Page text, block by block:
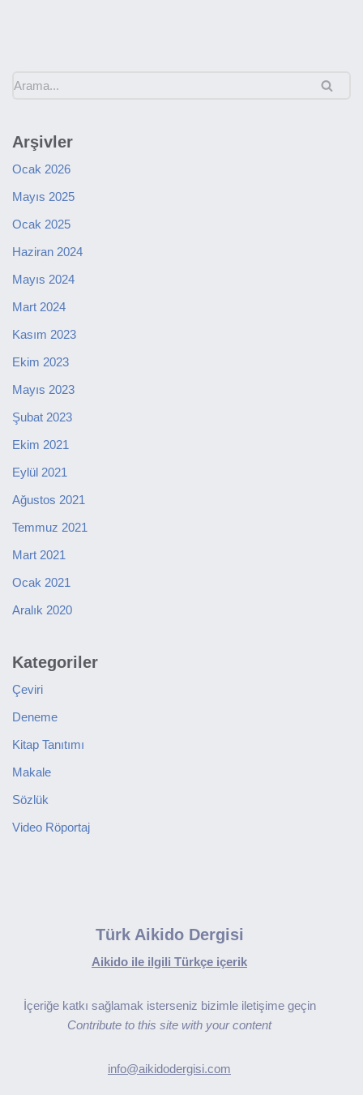
Arşivler
Ocak 2026
Mayıs 2025
Ocak 2025
Haziran 2024
Mayıs 2024
Mart 2024
Kasım 2023
Ekim 2023
Mayıs 2023
Şubat 2023
Ekim 2021
Eylül 2021
Ağustos 2021
Temmuz 2021
Mart 2021
Ocak 2021
Aralık 2020
Kategoriler
Çeviri
Deneme
Kitap Tanıtımı
Makale
Sözlük
Video Röportaj
Türk Aikido Dergisi
Aikido ile ilgili Türkçe içerik
İçeriğe katkı sağlamak isterseniz bizimle iletişime geçin
Contribute to this site with your content
info@aikidodergisi.com